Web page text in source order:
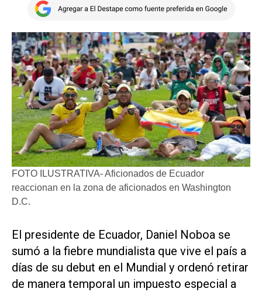
FOTO ILUSTRATIVA- Aficionados de Ecuador
reaccionan en la zona de aficionados en Washington
D.C.
​El presidente de Ecuador, Daniel Noboa se
sumó a la fiebre mundialista ‌que vive ‌el país a
días de su debut en el Mundial y ordenó retirar
de manera temporal un impuesto especial a